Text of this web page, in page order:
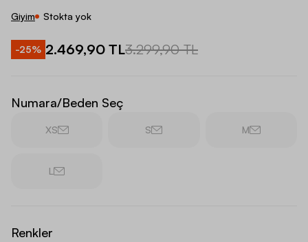
Giyim Stokta yok
-25% 2.469,90 TL3.299,90 TL
Numara/Beden Seç
XS S M
L
Renkler